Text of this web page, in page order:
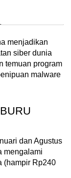
menjadikan
siber dunia
temuan program
malware
dan Agustus
mengalami
(hampir Rp240